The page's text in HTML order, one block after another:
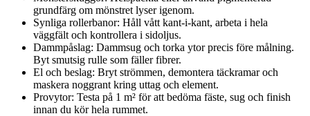
grundfärg om mönstret lyser igenom.
Synliga rollerbanor: Håll vått kant-i-kant, arbeta i hela
väggfält och kontrollera i sidoljus.
Dammpåslag: Dammsug och torka ytor precis före målning.
Byt smutsig rulle som fäller fibrer.
El och beslag: Bryt strömmen, demontera täckramar och
maskera noggrant kring uttag och element.
Provytor: Testa på 1 m² för att bedöma fäste, sug och finish
innan du kör hela rummet.